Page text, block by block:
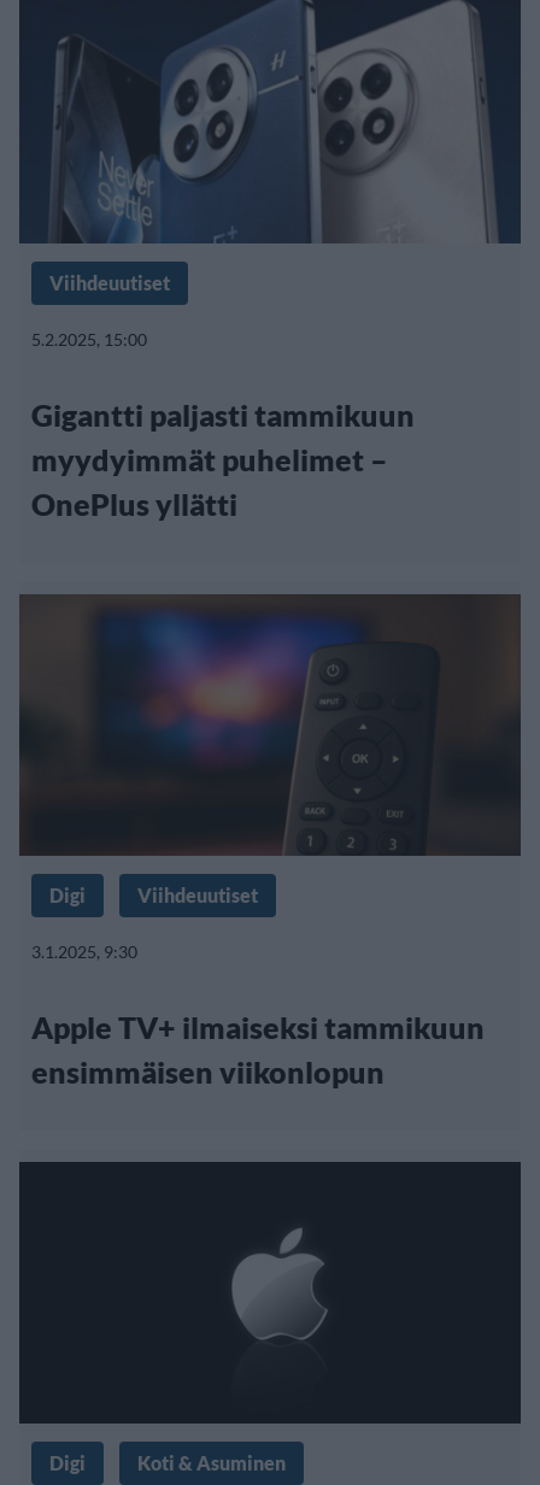
Viihdeuutiset
5.2.2025, 15:00
Gigantti paljasti tammikuun
myydyimmät puhelimet –
OnePlus yllätti
Digi Viihdeuutiset
3.1.2025, 9:30
Apple TV+ ilmaiseksi tammikuun
ensimmäisen viikonlopun
Digi Koti & Asuminen